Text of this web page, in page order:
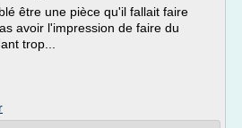
être une pièce qu'il fallait faire
avoir l'impression de faire du
trop...